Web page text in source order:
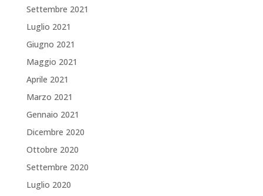
Settembre 2021
Luglio 2021
Giugno 2021
Maggio 2021
Aprile 2021
Marzo 2021
Gennaio 2021
Dicembre 2020
Ottobre 2020
Settembre 2020
Luglio 2020